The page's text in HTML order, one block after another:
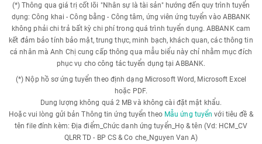
(*) Thông qua giá trị cốt lõi "Nhân sự là tài sản" hướng đến quy trình tuyển
dụng: Công khai - Công bằng - Công tâm, ứng viên ứng tuyển vào ABBANK
không phải chi trả bất kỳ chi phí trong quá trình tuyển dụng. ABBANK cam
kết đảm bảo tính bảo mật, trung thực, minh bạch, khách quan, các thông tin
cá nhân mà Anh Chị cung cấp thông qua mẫu biểu này chỉ nhằm mục đích
phục vụ cho công tác tuyển dụng tại ABBANK.
(*) Nộp hồ sơ ứng tuyển theo định dạng Microsoft Word, Microsoft Excel
hoặc PDF.
Dung lượng không quá 2 MB và không cài đặt mật khẩu.
Hoặc vui lòng gửi bản Thông tin ứng tuyển theo Mẫu ứng tuyển với tiêu đề &
tên file đính kèm: Địa điểm_Chức danh ứng tuyển_Họ & tên (Vd: HCM_CV
QLRR TD - BP CS & Co che_Nguyen Van A)